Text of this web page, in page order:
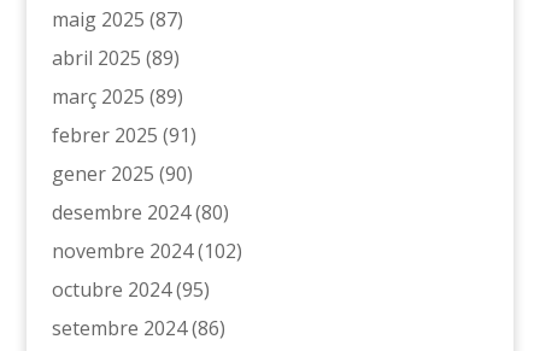
maig 2025 (87)
abril 2025 (89)
març 2025 (89)
febrer 2025 (91)
gener 2025 (90)
desembre 2024(80)
novembre 2024(102)
octubre 2024(95)
setembre 2024(86)